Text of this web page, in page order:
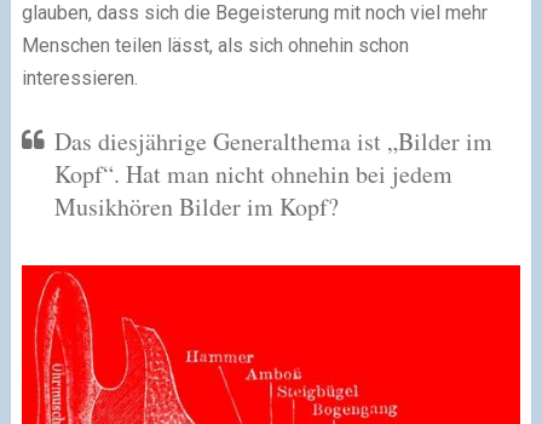
glauben, dass sich die Begeisterung mit noch viel mehr
Menschen teilen lässt, als sich ohnehin schon
interessieren.
Das diesjährige Generalthema ist „Bilder im
Kopf“. Hat man nicht ohnehin bei jedem
Musikhören Bilder im Kopf?